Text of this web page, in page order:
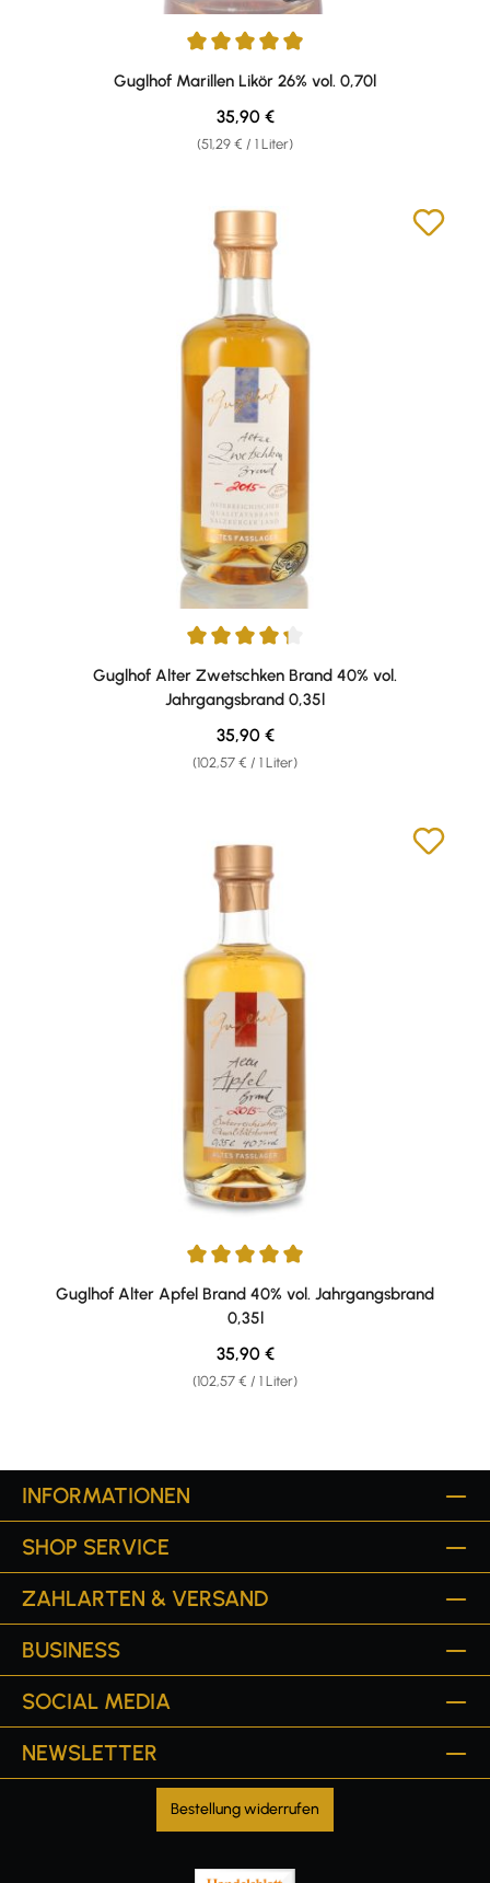
Durchschnittliche Bewertung von 4.94 von 5 Sternen
Guglhof Marillen Likör 26% vol. 0,70l
(51,29 € / 1 Liter)
Regulärer Preis:
35,90 €
Durchschnittliche Bewertung von 4.33 von 5 Sternen
Guglhof Alter Zwetschken Brand 40% vol.
Jahrgangsbrand 0,35l
(102,57 € / 1 Liter)
Regulärer Preis:
35,90 €
Durchschnittliche Bewertung von 5 von 5 Sternen
Guglhof Alter Apfel Brand 40% vol. Jahrgangsbrand
0,35l
(102,57 € / 1 Liter)
Regulärer Preis:
35,90 €
INFORMATIONEN
SHOP SERVICE
ZAHLARTEN & VERSAND
BUSINESS
SOCIAL MEDIA
NEWSLETTER
Bestellung widerrufen